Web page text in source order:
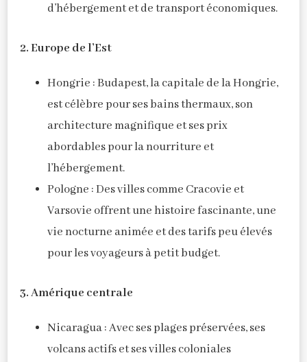
d’hébergement et de transport économiques.
2. Europe de l’Est
Hongrie : Budapest, la capitale de la Hongrie,
est célèbre pour ses bains thermaux, son
architecture magnifique et ses prix
abordables pour la nourriture et
l’hébergement.
Pologne : Des villes comme Cracovie et
Varsovie offrent une histoire fascinante, une
vie nocturne animée et des tarifs peu élevés
pour les voyageurs à petit budget.
3. Amérique centrale
Nicaragua : Avec ses plages préservées, ses
volcans actifs et ses villes coloniales